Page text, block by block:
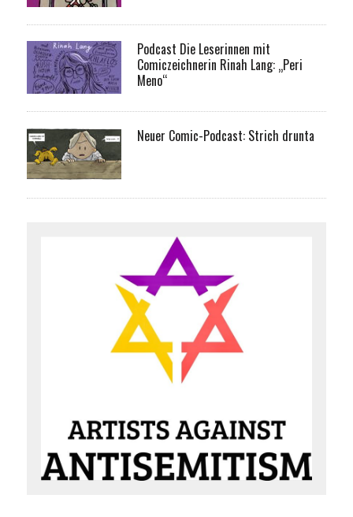
Podcast Die Leserinnen mit
Comiczeichnerin Rinah Lang: „Peri
Meno“
Neuer Comic-Podcast: Strich drunta